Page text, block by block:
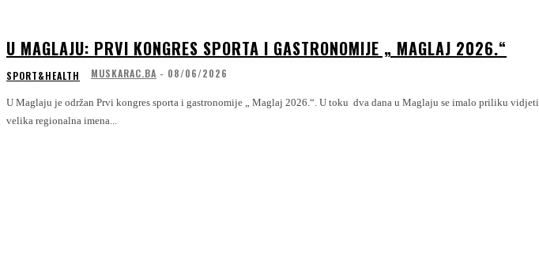
U MAGLAJU: PRVI KONGRES SPORTA I GASTRONOMIJE „ MAGLAJ 2026.“
SPORT&HEALTH MUSKARAC.BA - 08/06/2026
U Maglaju je održan Prvi kongres sporta i gastronomije „ Maglaj 2026.“. U toku dva dana u Maglaju se imalo priliku vidjeti
velika regionalna imena...